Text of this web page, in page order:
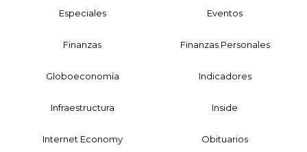
Especiales Eventos
Finanzas Finanzas Personales
Globoeconomía Indicadores
Infraestructura Inside
Internet Economy Obituarios